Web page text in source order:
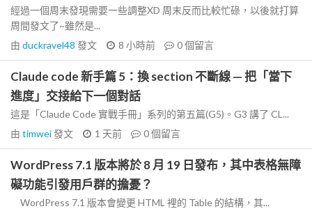
經過一個周末發現需要一些調整XD 周末反而比較忙碌，以後就打算
周間發文了~雖然是...
由 duckravel48 發文 8 小時前 0個留言
Claude code 新手篇 5：換 section 不斷線 — 把「當下
進度」交接給下一個對話
這是「Claude Code 實戰手冊」系列的第五篇(G5)。G3 講了 CL...
由 timwei發文 1 天前 0個留言
WordPress 7.1 版本將於 8 月 19 日發布，其中表格無障
礙功能引發用戶群的擔憂？
WordPress 7.1 版本會變更 HTML 裡的 Table 的結構，其...